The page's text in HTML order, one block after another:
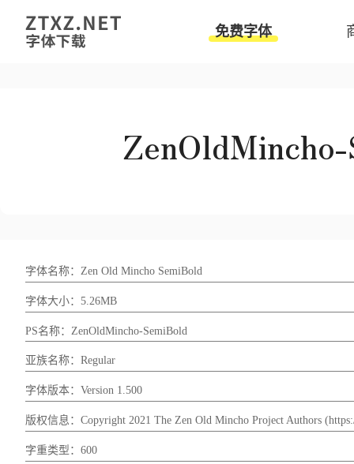
免费字体
字体名称：Zen Old Mincho SemiBold
字体大小：5.26MB
PS名称：ZenOldMincho-SemiBold
亚族名称：Regular
字体版本：Version 1.500
版权信息：Copyright 2021 The Zen Old Mincho Project Authors
字重类型：600